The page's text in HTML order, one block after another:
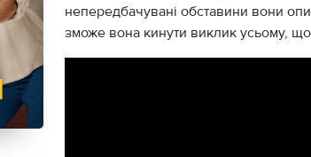
непередбачувані обставини вони
зможе вона кинути виклик усьому,